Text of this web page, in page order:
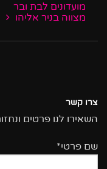
מועדונים לבת ובר
מצווה בניר אליהו
צרו קשר
השאירו לנו פרטים
שם פרטי*